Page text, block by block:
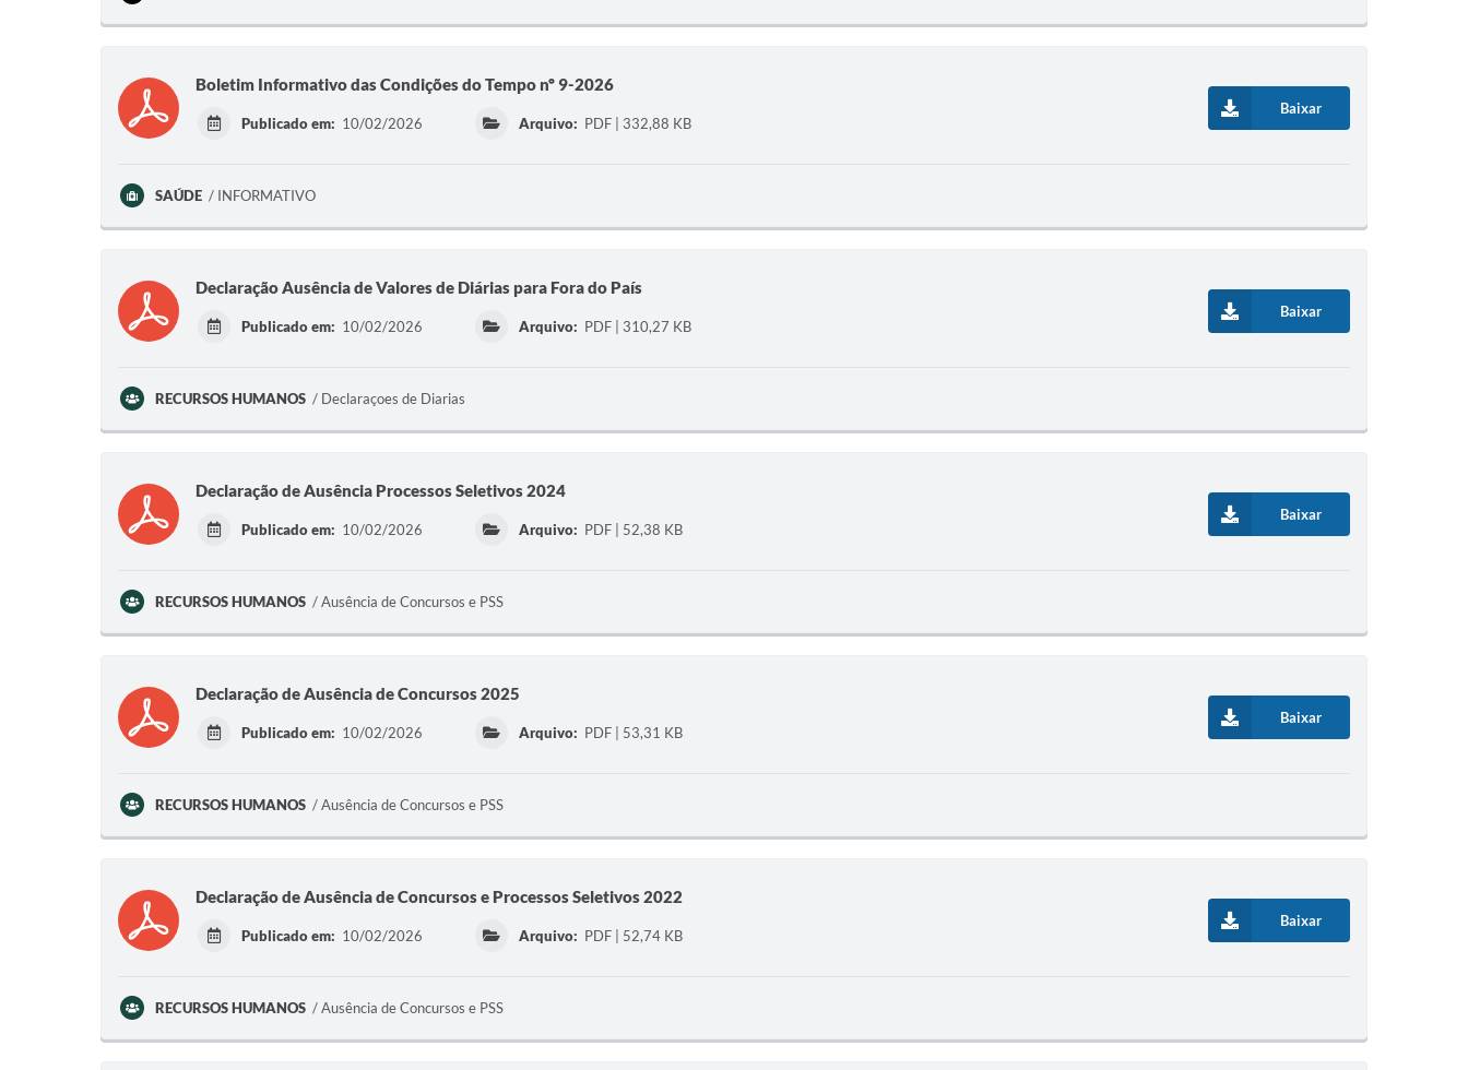
Boletim Informativo das Condições do Tempo nº 9-2026
Publicado em: 10/02/2026 Arquivo: PDF | 332,88 KB
Baixar
SAÚDE INFORMATIVO
Declaração Ausência de Valores de Diárias para Fora do País
Publicado em: 10/02/2026 Arquivo: PDF | 310,27 KB
Baixar
RECURSOS HUMANOS Declaraçoes de Diarias
Declaração de Ausência Processos Seletivos 2024
Publicado em: 10/02/2026 Arquivo: PDF | 52,38 KB
Baixar
RECURSOS HUMANOS Ausência de Concursos e PSS
Declaração de Ausência de Concursos 2025
Publicado em: 10/02/2026 Arquivo: PDF | 53,31 KB
Baixar
RECURSOS HUMANOS Ausência de Concursos e PSS
Declaração de Ausência de Concursos e Processos Seletivos 2022
Publicado em: 10/02/2026 Arquivo: PDF | 52,74 KB
Baixar
RECURSOS HUMANOS Ausência de Concursos e PSS